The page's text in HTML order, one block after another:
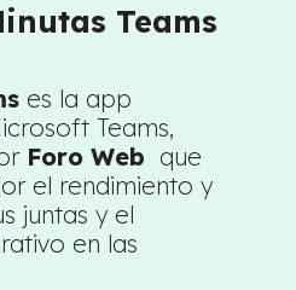
Teams
es la app
Teams,
Foro Web que
el rendimiento y
juntas y el
en las